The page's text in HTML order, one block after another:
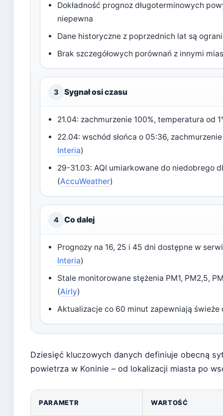
Dokładność prognoz długoterminowych
niepewna
Dane historyczne z poprzednich lat są
Brak szczegółowych porównań z innymi
3 Sygnał osi czasu
21.04: zachmurzenie 100%, temperatura od
22.04: wschód słońca o 05:36,
Interia)
29-31.03: AQI umiarkowane do niedobrego
(AccuWeather)
4 Co dalej
Prognozy na 16, 25 i 45 dni dostępne w
Interia)
Stale monitorowane stężenia PM1, PM2,5,
(Airly)
Aktualizacje co 60 minut zapewniają świeże
Dziesięć kluczowych danych definiuje obecną
powietrza w Koninie – od lokalizacji miasta po
PARAMETR WARTOŚĆ